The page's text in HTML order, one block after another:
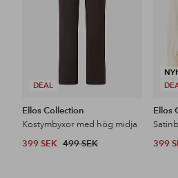
DEAL
Ellos Collection
Kostymbyxor med hög midja
399 SEK 499 SEK
Ellos
399